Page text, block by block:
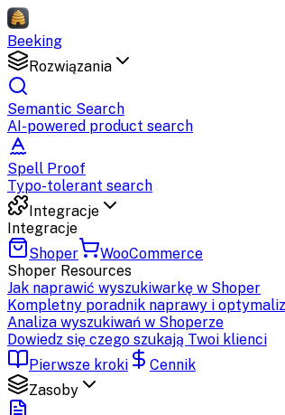
Beeking
Rozwiązania
Semantic Search
AI-powered product search
Spell Proof
Typo-tolerant search
Integracje
Integracje
Shoper
WooCommerce
Shoper Resources
Jak naprawić wyszukiwarkę w Shoper
Kompletny poradnik naprawy i
Analiza wyszukiwań w Shoperze
Dowiedz się czego szukają Twoi klienci
Pierwsze kroki
Cennik
Zasoby